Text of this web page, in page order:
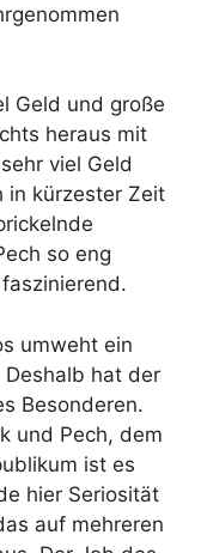
Geld und große
heraus mit
viel Geld
in kürzester Zeit
so eng
umweht ein
Deshalb hat der
Besonderen.
und Pech, dem
ist es
hier Seriosität
auf mehreren